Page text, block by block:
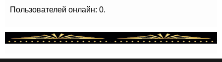
Пользователей онлайн: 0.